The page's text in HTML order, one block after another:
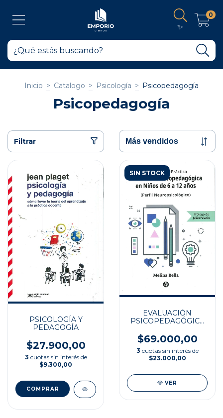
✨
0
Inicio > Catalogo > Psicología > Psicopedagogía
Psicopedagogía
Filtrar
PSICOLOGÍA Y
PEDAGOGÍA
$27.900,00
3 cuotas sin interés de
$9.300,00
SIN STOCK
EVALUACIÓN
PSICOPEDAGÓGICA
AÑOS
$69.000,00
3 cuotas sin interés de
$23.000,00
VER